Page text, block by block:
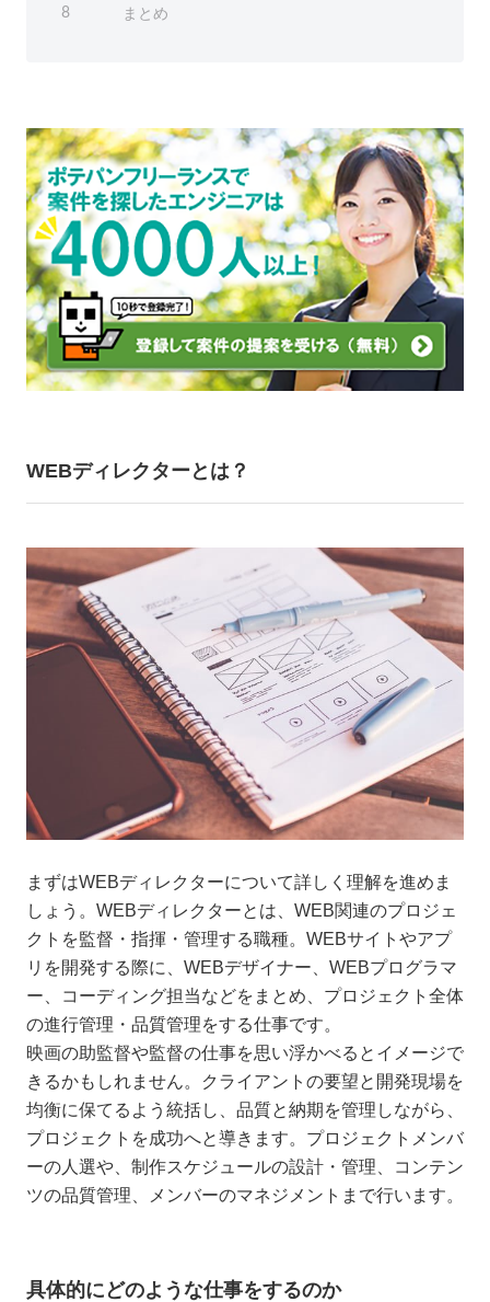
8 まとめ
WEBディレクターとは？
まずはWEBディレクターについて詳しく理解を進めま
しょう。WEBディレクターとは、WEB関連のプロジェ
クトを監督・指揮・管理する職種。WEBサイトやアプ
リを開発する際に、WEBデザイナー、WEBプログラマ
ー、コーディング担当などをまとめ、プロジェクト全体
の進行管理・品質管理をする仕事です。
映画の助監督や監督の仕事を思い浮かべるとイメージで
きるかもしれません。クライアントの要望と開発現場を
均衡に保てるよう統括し、品質と納期を管理しながら、
プロジェクトを成功へと導きます。プロジェクトメンバ
ーの人選や、制作スケジュールの設計・管理、コンテン
ツの品質管理、メンバーのマネジメントまで行います。
具体的にどのような仕事をするのか